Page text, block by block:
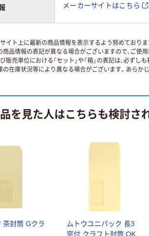
メーカーサイトはこちら
イト上に最新の商品情報を表示するよう努めておりま
商品情報の表記が異なる場合がございますので、ご使
販売単位における「セット」や「箱」の表記は、必ず
の在庫状況等により異なる場合がございます。あらか
を見た人はこちらも検討さ
茶封筒 Gクラ
ムトウユニパック 長3
窓付 クラフト封筒 OK